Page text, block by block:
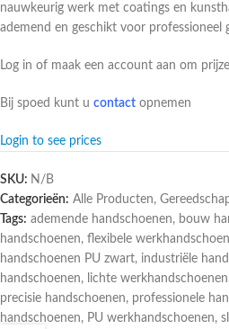
nauwkeurig werk met coatings en
ademend en geschikt voor professioneel
Log in of maak een account aan om
Bij spoed kunt u contact opnemen
Login to see prices
SKU: N/B
Categorieën: Alle Producten,
Tags: ademende handschoenen, bouw
handschoenen, flexibele
handschoenen PU zwart, industriële
handschoenen, lichte werkhandschoenen
precisie handschoenen, professionele
handschoenen, PU werkhandschoenen,